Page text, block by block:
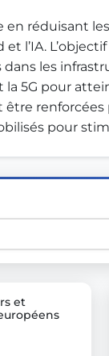
transparency
in
en réduisant
l’IA.
les
5G pour
pour
et